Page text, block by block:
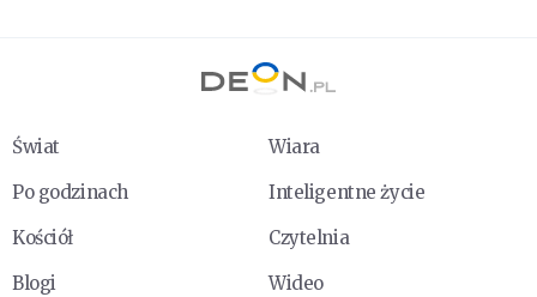
Świat
Wiara
Po godzinach
Inteligentne życie
Kościół
Czytelnia
Blogi
Wideo